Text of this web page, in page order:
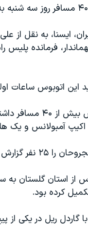
ایسنا، به نقل از
این اتوبوس ساعات
گزارش شده این
گزارش کرده است.
از استان گلستان به
کرده بود.
گاردل ریل در یکی